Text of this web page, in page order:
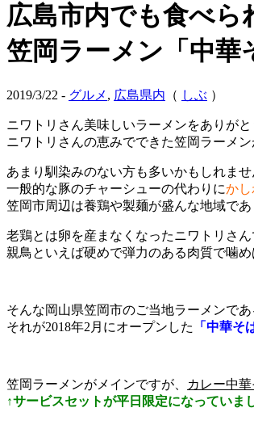
広島市内でも食べら
笠岡ラーメン「中
2019/3/22 - グルメ , 広島県内 （ しぶ ）
ニワトリさん美味しいラーメンをありがと
ニワトリさんの恵みでできた笠岡ラーメン
あまり馴染みのない方も多いかもしれませ
一般的な豚のチャーシューの代わりにかし
笠岡市周辺は養鶏や製麺が盛んな地域で
老鶏とは卵を産まなくなったニワトリさ
親鳥といえば硬めで弾力のある肉質で噛
そんな岡山県笠岡市のご当地ラーメンであ
それが2018年2月にオープンした
「中華そ
笠岡ラーメンがメインですが、 カレー中
↑サービスセットが平日限定になっていま